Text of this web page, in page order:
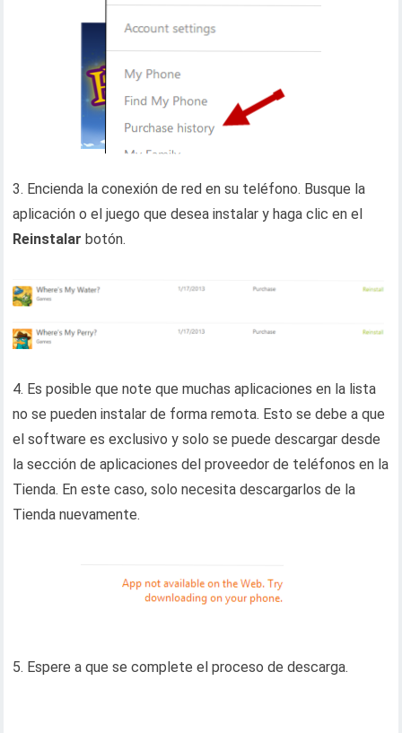
3. Encienda la conexión de red en su teléfono. Busque la
aplicación o el juego que desea instalar y haga clic en el
Reinstalarbotón.
4. Es posible que note que muchas aplicaciones en la lista
no se pueden instalar de forma remota. Esto se debe a que
el software es exclusivo y solo se puede descargar desde
la sección de aplicaciones del proveedor de teléfonos en la
Tienda. En este caso, solo necesita descargarlos de la
Tienda nuevamente.
5. Espere a que se complete el proceso de descarga.